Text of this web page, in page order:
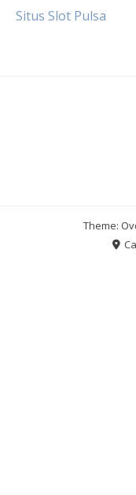
Situs Slot Pulsa
Theme: